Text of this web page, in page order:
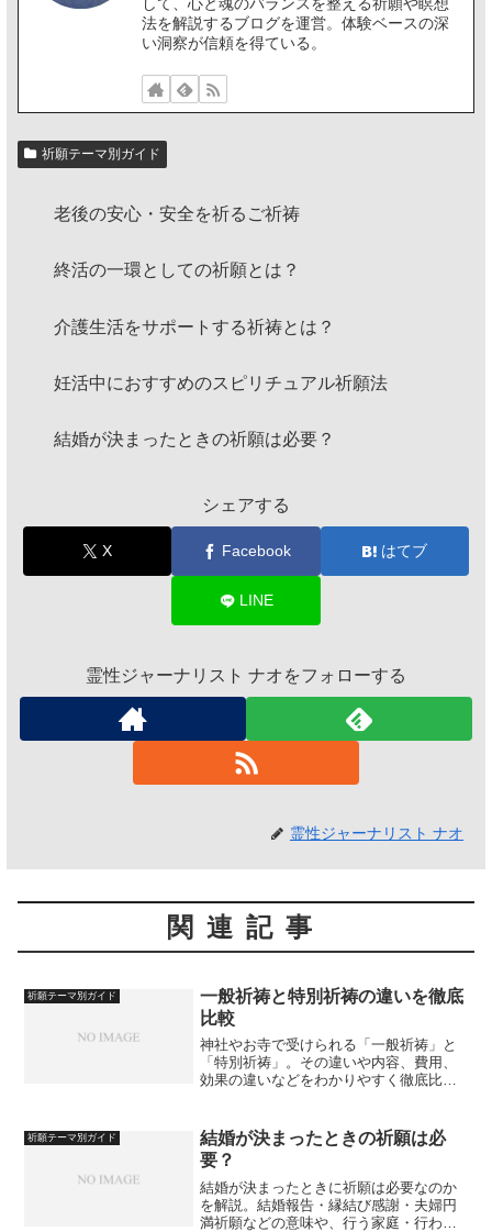
法を解説するブログを運営。体験ベースの深
い洞察が信頼を得ている。
祈願テーマ別ガイド
老後の安心・安全を祈るご祈祷
終活の一環としての祈願とは？
介護生活をサポートする祈祷とは？
妊活中におすすめのスピリチュアル祈願法
結婚が決まったときの祈願は必要？
シェアする
X Facebook はてブ
LINE
霊性ジャーナリスト ナオをフォローする
霊性ジャーナリスト ナオ
関連記事
祈願テーマ別ガイド
一般祈祷と特別祈祷の違いを徹底
比較
神社やお寺で受けられる「一般祈祷」と
「特別祈祷」。その違いや内容、費用、
効果の違いなどをわかりやすく徹底比較
祈願テーマ別ガイド
結婚が決まったときの祈願は必
要？
結婚が決まったときに祈願は必要なのか
を解説。結婚報告・縁結び感謝・夫婦円
満祈願などの意味や、行う家庭・行わな